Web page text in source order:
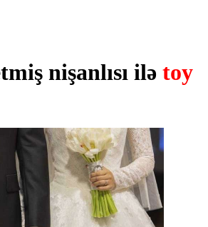
nişanlısı ilə toy